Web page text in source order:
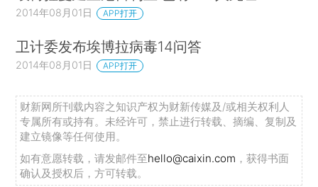
2014年08月01日 APP打开
卫计委发布埃博拉病毒14问答
2014年08月01日 APP打开
财新网所刊载内容之知识产权为财新传媒及/或相关权利人
专属所有或持有。未经许可，禁止进行转载、摘编、复制及
建立镜像等任何使用。
如有意愿转载，请发邮件至hello@caixin.com ，获得书面
确认及授权后，方可转载。